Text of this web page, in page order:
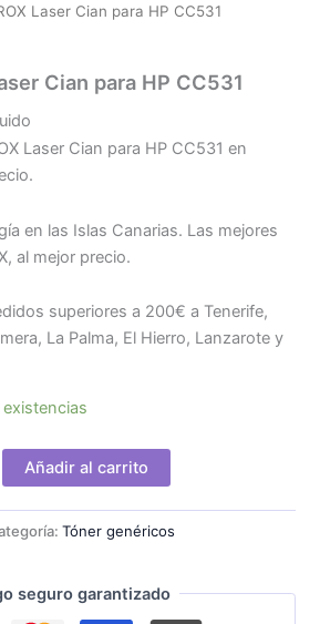
Laser Cian para HP CC531
Cian para HP CC531
Laser Cian para HP CC531 en
en las Islas Canarias. Las mejores
al mejor precio.
superiores a 200€ a Tenerife,
La Palma, El Hierro, Lanzarote y
existencias
Añadir al carrito
Tóner genéricos
seguro garantizado